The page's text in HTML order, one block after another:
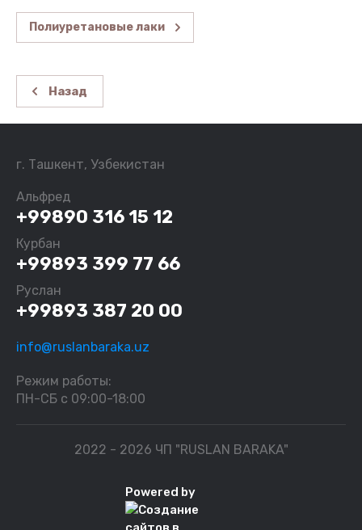
Полиуретановые лаки
Назад
г. Ташкент, Узбекистан
Альфред
+99890 316 15 12
Курбан
+99893 399 77 66
Руслан
+99893 387 20 00
info@ruslanbaraka.uz
Режим работы:
ПН-СБ с 09:00-18:00
2022 - 2026 ЧП "RUSLAN BARAKA"
Powered by